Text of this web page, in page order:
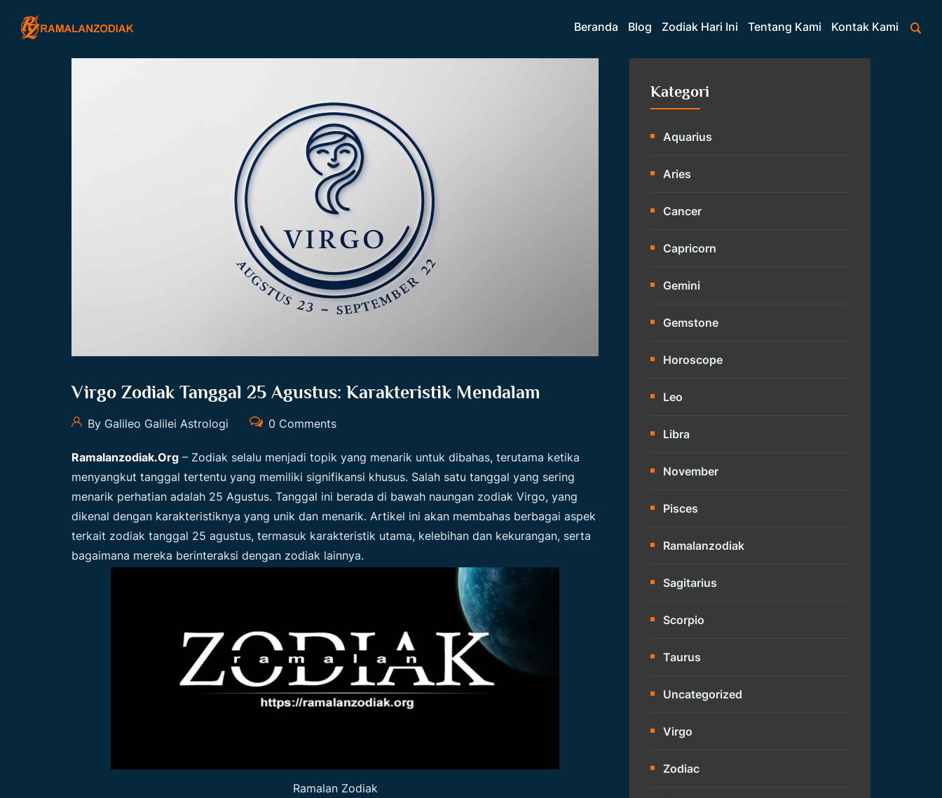
Beranda Blog Zodiak Hari Ini Tentang Kami Kontak Kami
Virgo Zodiak Tanggal 25 Agustus: Karakteristik Mendalam
By Galileo Galilei Astrologi 0 Comments
Ramalanzodiak.org – Zodiak selalu menjadi topik yang menarik untuk dibahas, terutama ketika
menyangkut tanggal tertentu yang memiliki signifikansi khusus. Salah satu tanggal yang sering
menarik perhatian adalah 25 Agustus. Tanggal ini berada di bawah naungan zodiak Virgo, yang
dikenal dengan karakteristiknya yang unik dan menarik. Artikel ini akan membahas berbagai aspek
terkait zodiak tanggal 25 agustus, termasuk karakteristik utama, kelebihan dan kekurangan, serta
bagaimana mereka berinteraksi dengan zodiak lainnya.
Ramalan Zodiak
Kategori
Aquarius
Aries
Cancer
Capricorn
Gemini
Gemstone
Horoscope
Leo
Libra
November
Pisces
Ramalanzodiak
Sagitarius
Scorpio
Taurus
Uncategorized
Virgo
Zodiac